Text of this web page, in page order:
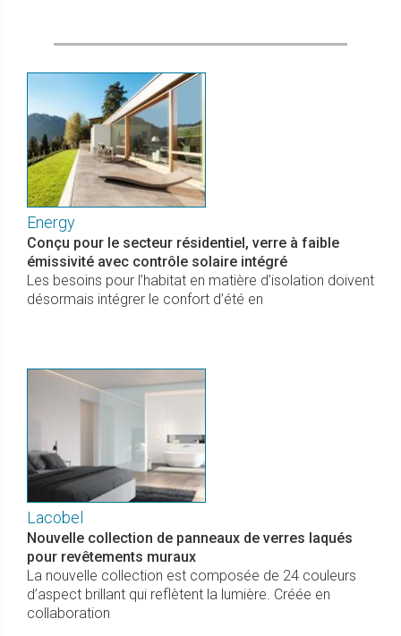
Energy
Conçu pour le secteur résidentiel, verre à faible
émissivité avec contrôle solaire intégré
Les besoins pour l’habitat en matière d’isolation doivent
désormais intégrer le confort d’été en
Lacobel
Nouvelle collection de panneaux de verres laqués
pour revêtements muraux
La nouvelle collection est composée de 24 couleurs
d’aspect brillant qui reflètent la lumière. Créée en
collaboration